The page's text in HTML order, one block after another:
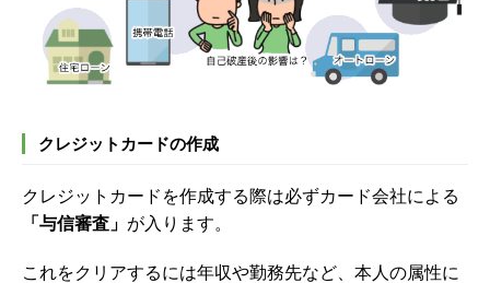
クレジットカードの作成
クレジットカードを作成する際は必ずカード会社による
「与信審査」 が入ります。
これをクリアするには年収や勤務先など、本人の属性に